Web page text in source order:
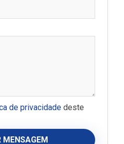
de privacidade deste
MENSAGEM